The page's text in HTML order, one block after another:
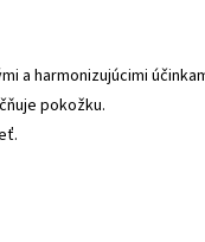
a harmonizujúcimi
pokožku.